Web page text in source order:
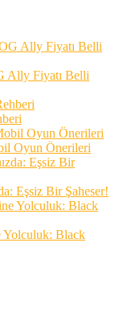
Ally Fiyatı Belli
Oyun Önerileri
Eşsiz Bir Şaheser!
Yolculuk: Black